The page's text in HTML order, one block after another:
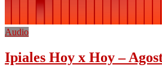
Audio
Ipiales Hoy x Hoy –